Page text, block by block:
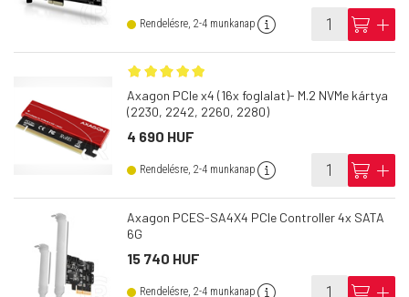
Rendelésre, 2-4 munkanap info cart add
Axagon PCIe x4 (16x foglalat)- M.2 NVMe kártya
(2230, 2242, 2260, 2280)
4 690 HUF
Rendelésre, 2-4 munkanap info cart add
Axagon PCES-SA4X4 PCIe Controller 4x SATA
6G
15 740 HUF
Rendelésre, 2-4 munkanap info cart add